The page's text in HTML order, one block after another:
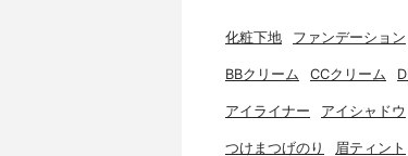
化粧下地 ファンデーション
BBクリーム CCクリーム
アイライナー アイシャドウ
つけまつげのり 眉ティント